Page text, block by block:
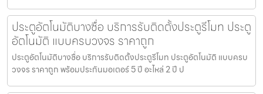
ประตูอัตโนมัติบางซื่อ บริการรับติดตั้งประตูรีโมท ประตู
อัตโนมัติ แบบครบวงจร ราคาถูก
ประตูอัตโนมัติบางซื่อ บริการรับติดตั้งประตูรีโมท ประตูอัตโนมัติ แบบครบ
วงจร ราคาถูก พร้อมประกันมอเตอร์ 5 ปี อะไหล่ 2 ปี ป